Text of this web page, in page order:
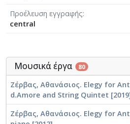
Προέλευση εγγραφής
central
Μουσικά έργα 80
Ζέρβας, Αθανάσιος. Elegy for
d.Amore and String Quintet
Ζέρβας, Αθανάσιος. Elegy for